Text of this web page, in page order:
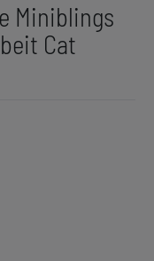
Miniblings
Cat